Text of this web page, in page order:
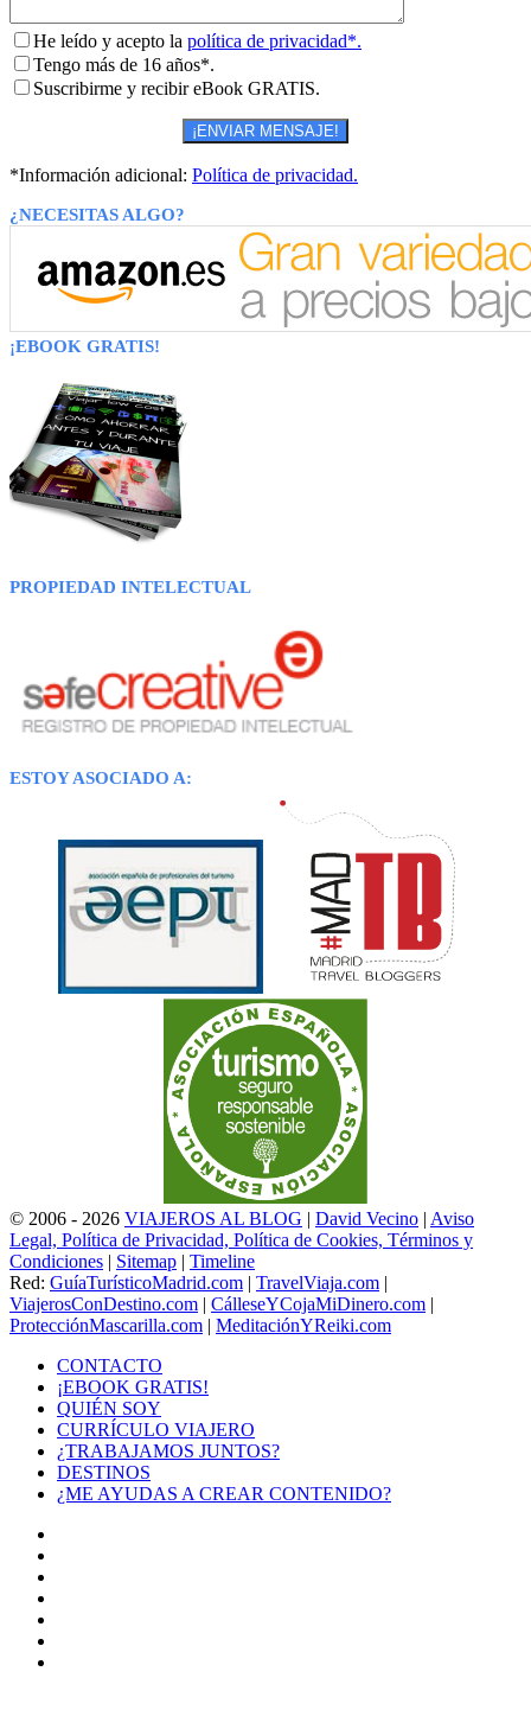
He leído y acepto la política de privacidad*.
Tengo más de 16 años*.
Suscribirme y recibir eBook GRATIS.
*Información adicional: Política de privacidad.
¿NECESITAS ALGO?
¡EBOOK GRATIS!
PROPIEDAD INTELECTUAL
ESTOY ASOCIADO A:
© 2006 - 2026 VIAJEROS AL BLOG | David Vecino | Aviso
Legal, Política de Privacidad, Política de Cookies, Términos y
Condiciones | Sitemap | Timeline
Red: GuíaTurísticoMadrid.com | TravelViaja.com |
ViajerosConDestino.com | CálleseYCojaMiDinero.com |
ProtecciónMascarilla.com | MeditaciónYReiki.com
CONTACTO
¡EBOOK GRATIS!
QUIÉN SOY
CURRÍCULO VIAJERO
¿TRABAJAMOS JUNTOS?
DESTINOS
¿ME AYUDAS A CREAR CONTENIDO?